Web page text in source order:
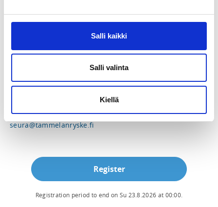
Salli kaikki
Salli valinta
Kiellä
Puheenjohtaja
seura@tammelanryske.fi
Register
Registration period to end on Su 23.8.2026 at 00:00.